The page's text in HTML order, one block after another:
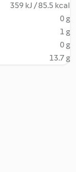
359 kJ / 85.5 kcal
0 g
1 g
0 g
13.7 g